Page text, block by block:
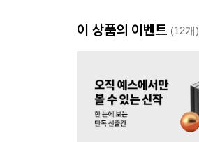
이 상품의 이벤트 (12개)